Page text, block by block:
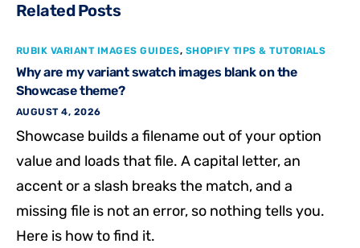
Related Posts
RUBIK VARIANT IMAGES GUIDES, SHOPIFY TIPS & TUTORIALS
Why are my variant swatch images blank on the
Showcase theme?
AUGUST 4, 2026
Showcase builds a filename out of your option
value and loads that file. A capital letter, an
accent or a slash breaks the match, and a
missing file is not an error, so nothing tells you.
Here is how to find it.